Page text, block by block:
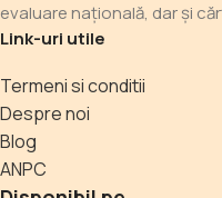
evaluare națională, dar și
Link-uri utile
Termeni si conditii
Despre noi
Blog
ANPC